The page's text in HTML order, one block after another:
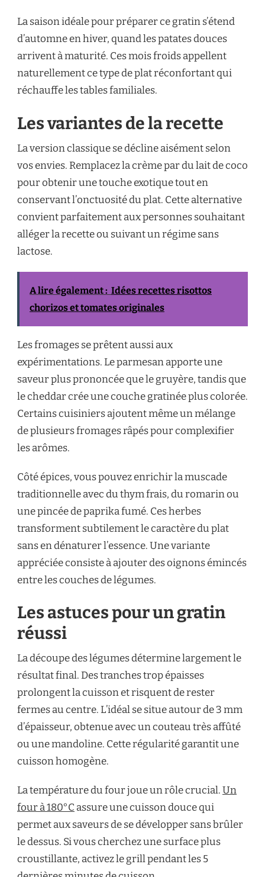
La saison idéale pour préparer ce gratin s’étend
d’automne en hiver, quand les patates douces
arrivent à maturité. Ces mois froids appellent
naturellement ce type de plat réconfortant qui
réchauffe les tables familiales.
Les variantes de la recette
La version classique se décline aisément selon
vos envies. Remplacez la crème par du lait de coco
pour obtenir une touche exotique tout en
conservant l’onctuosité du plat. Cette alternative
convient parfaitement aux personnes souhaitant
alléger la recette ou suivant un régime sans
lactose.
A lire également : Idées recettes risottos
chorizos et tomates originales
Les fromages se prêtent aussi aux
expérimentations. Le parmesan apporte une
saveur plus prononcée que le gruyère, tandis que
le cheddar crée une couche gratinée plus colorée.
Certains cuisiniers ajoutent même un mélange
de plusieurs fromages râpés pour complexifier
les arômes.
Côté épices, vous pouvez enrichir la muscade
traditionnelle avec du thym frais, du romarin ou
une pincée de paprika fumé. Ces herbes
transforment subtilement le caractère du plat
sans en dénaturer l’essence. Une variante
appréciée consiste à ajouter des oignons émincés
entre les couches de légumes.
Les astuces pour un gratin
réussi
La découpe des légumes détermine largement le
résultat final. Des tranches trop épaisses
prolongent la cuisson et risquent de rester
fermes au centre. L’idéal se situe autour de 3 mm
d’épaisseur, obtenue avec un couteau très affûté
ou une mandoline. Cette régularité garantit une
cuisson homogène.
La température du four joue un rôle crucial.Un
four à 180°C assure une cuisson douce qui
permet aux saveurs de se développer sans brûler
le dessus. Si vous cherchez une surface plus
croustillante, activez le grill pendant les 5